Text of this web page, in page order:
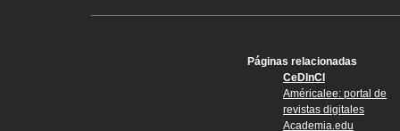
Páginas relacionadas
CeDInCI
Américalee: portal de
revistas digitales
Academia.edu